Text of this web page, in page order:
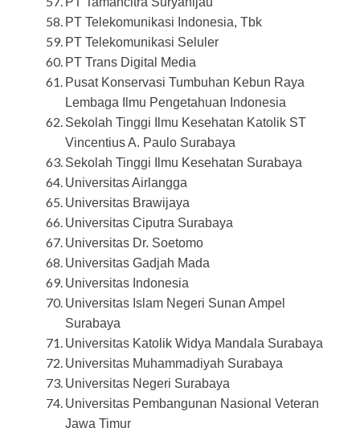
PT Telekomunikasi Indonesia, Tbk
PT Telekomunikasi Seluler
PT Trans Digital Media
Pusat Konservasi Tumbuhan Kebun Raya
Lembaga Ilmu Pengetahuan Indonesia
Sekolah Tinggi Ilmu Kesehatan Katolik ST
Vincentius A. Paulo Surabaya
Sekolah Tinggi Ilmu Kesehatan Surabaya
Universitas Airlangga
Universitas Brawijaya
Universitas Ciputra Surabaya
Universitas Dr. Soetomo
Universitas Gadjah Mada
Universitas Indonesia
Universitas Islam Negeri Sunan Ampel
Surabaya
Universitas Katolik Widya Mandala Surabaya
Universitas Muhammadiyah Surabaya
Universitas Negeri Surabaya
Universitas Pembangunan Nasional Veteran
Jawa Timur